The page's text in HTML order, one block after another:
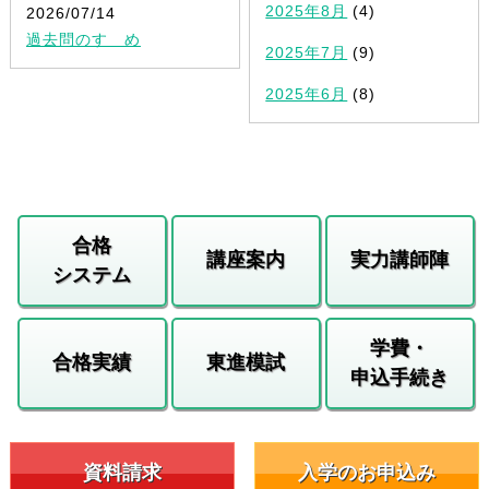
2026/07/14
過去問のすゝめ
2025年8月 (4)
2025年7月 (9)
2025年6月 (8)
合格
システム
講座案内 実力講師陣
合格実績 東進模試
学費・
申込手続き
資料請求 入学のお申込み